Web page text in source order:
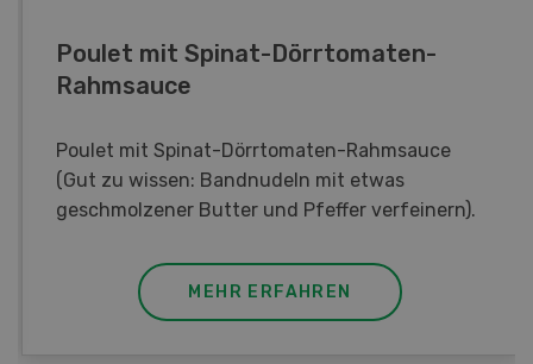
Poulet mit Spinat-Dörrtomaten-
Rahmsauce
Poulet mit Spinat-Dörrtomaten-Rahmsauce
(Gut zu wissen: Bandnudeln mit etwas
geschmolzener Butter und Pfeffer verfeinern).
MEHR ERFAHREN